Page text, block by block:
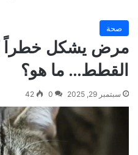
صحة
مرض يشكل خطراً
القطط… ما هو؟
سبتمبر 29, 2025 0
42